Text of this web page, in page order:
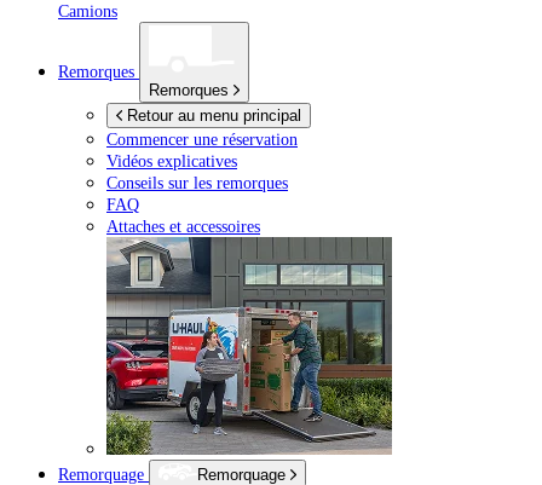
Camions
Remorques
Remorques
Retour au menu principal
Commencer une réservation
Vidéos explicatives
Conseils sur les remorques
FAQ
Attaches et accessoires
Remorquage
Remorquage